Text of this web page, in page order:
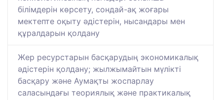
білімдерін көрсету, сондай-ақ жоғары
мектепте оқыту әдістерін, нысандары мен
құралдарын қолдану
Жер ресурстарын басқарудың экономикалық
әдістерін қолдану; жылжымайтын мүлікті
басқару және Аумақты жоспарлау
саласындағы теориялық және практикалық